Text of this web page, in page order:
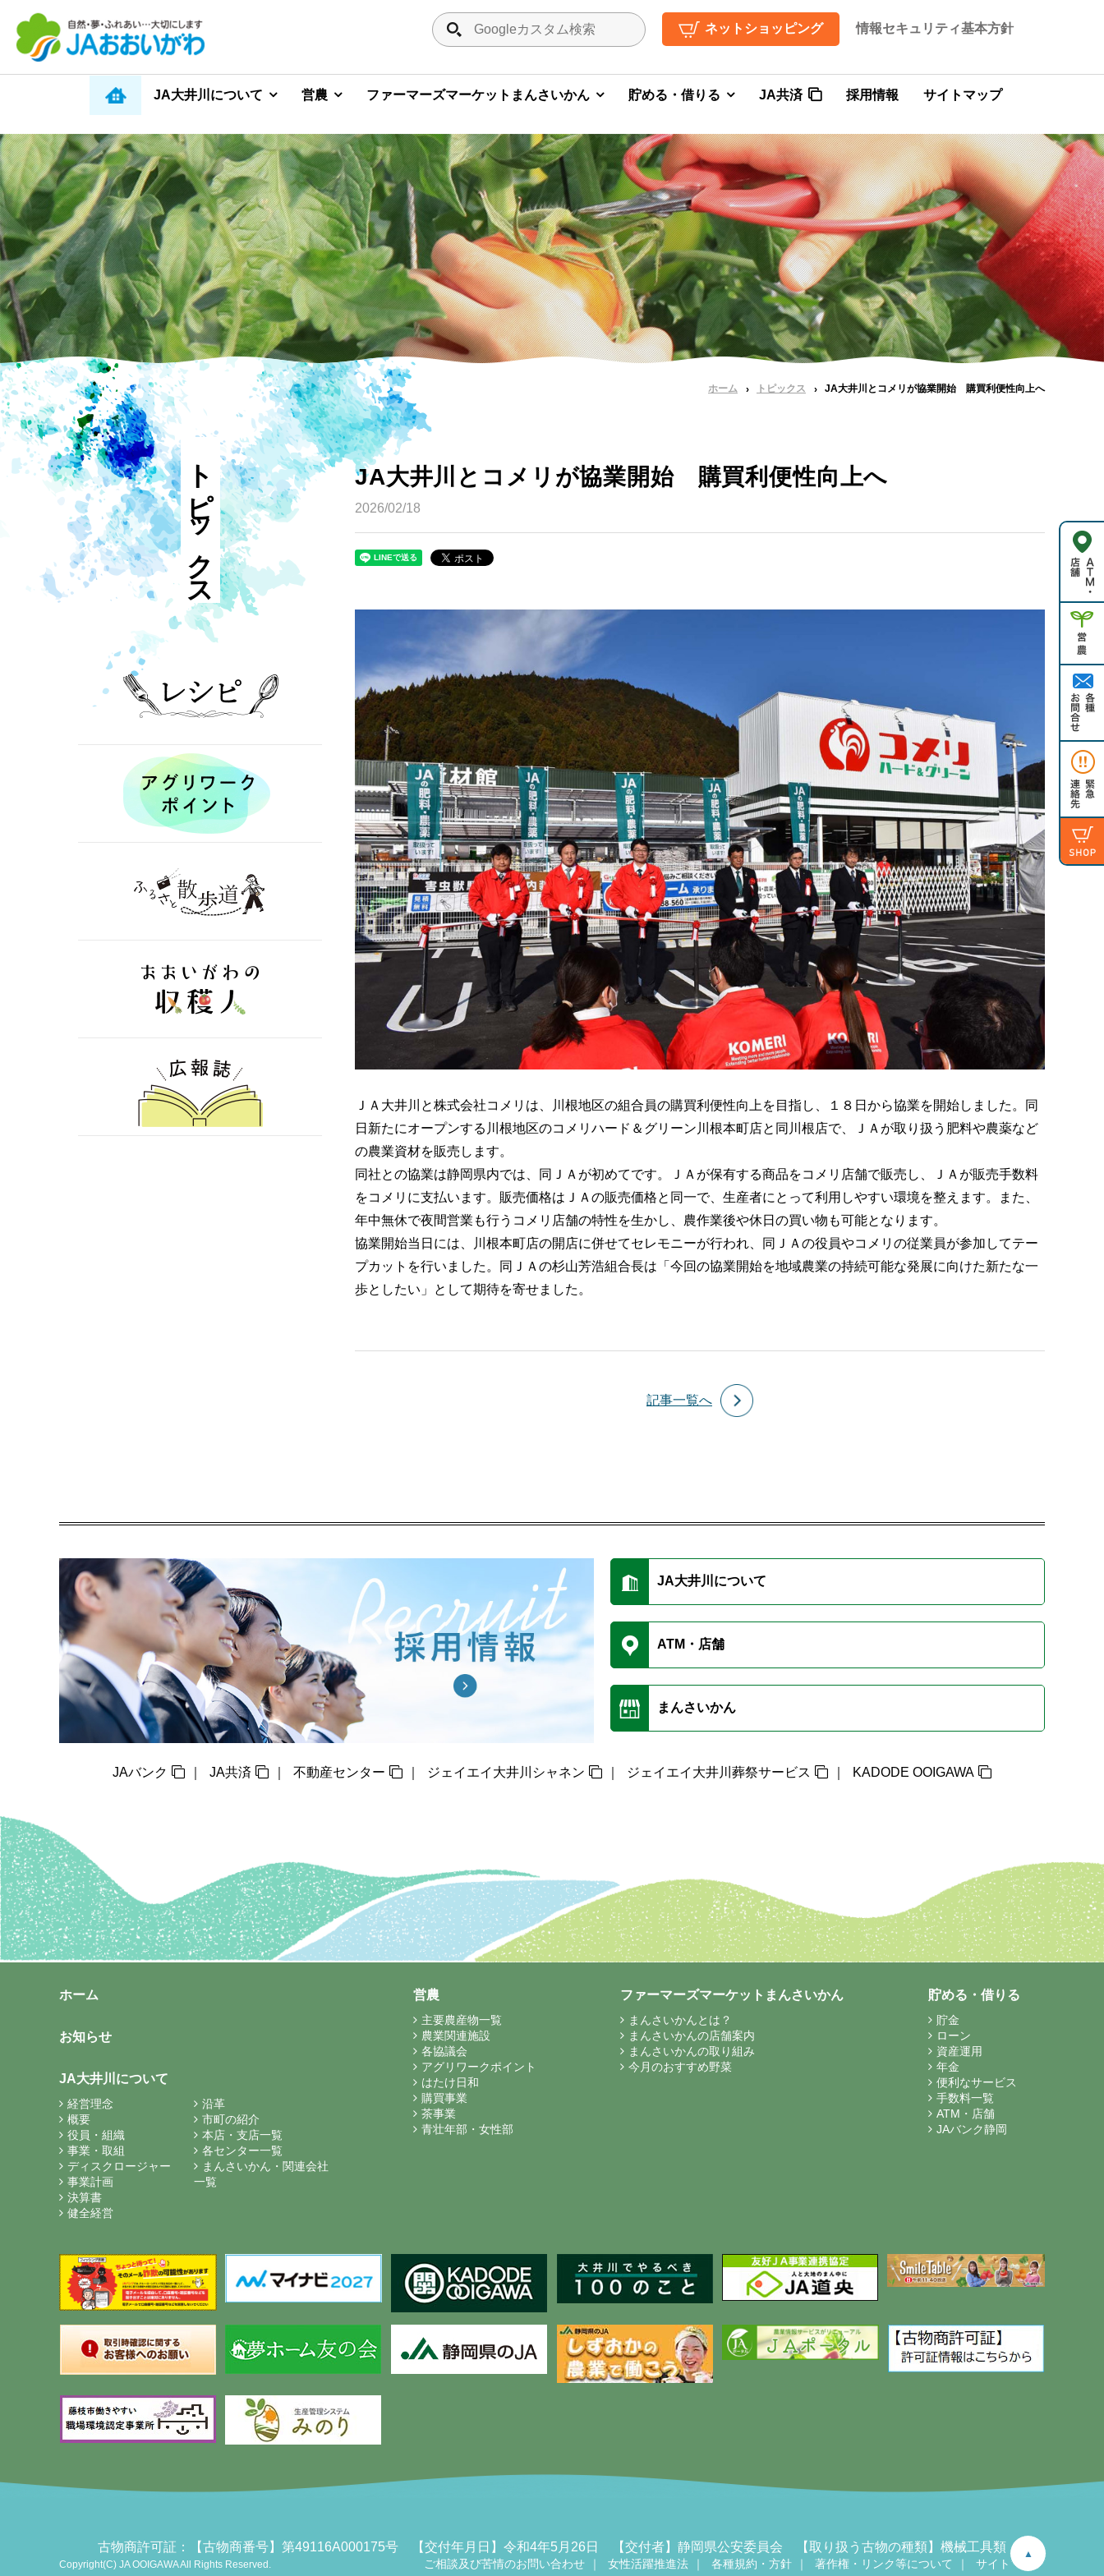
ネットショッピング 情報セキュリティ基本方針
JA大井川について 営農 ファーマーズマーケットまんさいかん 貯める・借りる JA共済 採用情報 サイトマップ
ホーム トピックス JA大井川とコメリが協業開始 購買利便性向上へ
JA大井川とコメリが協業開始 購買利便性向上へ
2026/02/18
ＪＡ大井川と株式会社コメリは、川根地区の組合員の購買利便性向上を目指し、１８日から協業を開始しました。同
日新たにオープンする川根地区のコメリハード＆グリーン川根本町店と同川根店で、ＪＡが取り扱う肥料や農薬など
の農業資材を販売します。
同社との協業は静岡県内では、同ＪＡが初めてです。ＪＡが保有する商品をコメリ店舗で販売し、ＪＡが販売手数料
をコメリに支払います。販売価格はＪＡの販売価格と同一で、生産者にとって利用しやすい環境を整えます。また、
年中無休で夜間営業も行うコメリ店舗の特性を生かし、農作業後や休日の買い物も可能となります。
協業開始当日には、川根本町店の開店に併せてセレモニーが行われ、同ＪＡの役員やコメリの従業員が参加してテー
プカットを行いました。同ＪＡの杉山芳浩組合長は「今回の協業開始を地域農業の持続可能な発展に向けた新たな一
歩としたい」として期待を寄せました。
記事一覧へ
トピックス
▲
JA大井川について
ATM・店舗
まんさいかん
JAバンク JA共済 不動産センター ジェイエイ大井川シャネン ジェイエイ大井川葬祭サービス KADODE OOIGAWA
ホーム
お知らせ
JA大井川について
経営理念
概要
役員・組織
事業・取組
ディスクロージャー
事業計画
決算書
健全経営
沿革
市町の紹介
本店・支店一覧
各センター一覧
まんさいかん・関連会社
一覧
営農
主要農産物一覧
農業関連施設
各協議会
アグリワークポイント
はたけ日和
購買事業
茶事業
青壮年部・女性部
ファーマーズマーケットまんさいかん
まんさいかんとは？
まんさいかんの店舗案内
まんさいかんの取り組み
今月のおすすめ野菜
貯める・借りる
貯金
ローン
資産運用
年金
便利なサービス
手数料一覧
ATM・店舗
JAバンク静岡
古物商許可証：【古物商番号】第49116A000175号 【交付年月日】令和4年5月26日 【交付者】静岡県公安委員会 【取り扱う古物の種類】機械工具類
ご相談及び苦情のお問い合わせ 女性活躍推進法 各種規約・方針 著作権・リンク等について サイトマップ
Copyright(C) JA OOIGAWA All Rights Reserved.